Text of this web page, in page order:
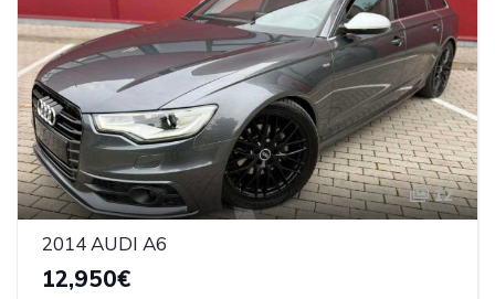
12
2014 AUDI A6
12,950€